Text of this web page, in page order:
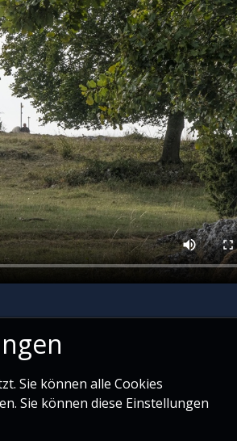
Sie können alle Cookies
Sie können diese Einstellungen